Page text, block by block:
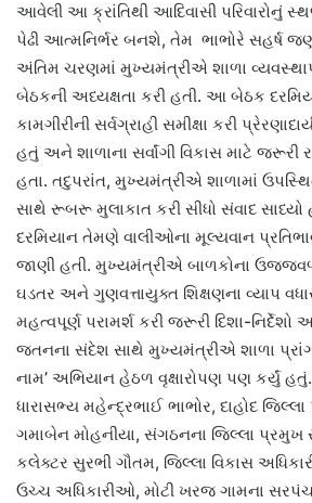
આવેલી આ ક્રાંતિથી આદિવાસી પરિવારોનું
પેઢી આત્મનિર્ભર બનશે, તેમ ભાભોરે સહર્ષ
અંતિમ ચરણમાં મુખ્યમંત્રીએ શાળા
બેઠકની અધ્યક્ષતા કરી હતી. આ બેઠક
કામગીરીની સર્વગ્રાહી સમીક્ષા કરી
હતું અને શાળાના સર્વાંગી વિકાસ માટે જરૂરી
હતા. તદુપરાંત, મુખ્યમંત્રીએ શાળામાં
સાથે રૂબરૂ મુલાકાત કરી સીધો સંવાદ
દરમિયાન તેમણે વાલીઓના મૂલ્યવાન
જાણી હતી. મુખ્યમંત્રીએ બાળકોના ઉજ્જવળ
ઘડતર અને ગુણવત્તાયુક્ત શિક્ષણના વ્યાપ
મહત્વપૂર્ણ પરામર્શ કરી જરૂરી દિશા-નિર્દેશો
જતનના સંદેશ સાથે મુખ્યમંત્રીએ શાળા
નામ’ અભિયાન હેઠળ વૃક્ષારોપણ પણ કર્યું
ધારાસભ્ય મહેન્દ્રભાઈ ભાભોર, દાહોદ
ગમાબેન મોહનીયા, સંગઠનના જિલ્લા પ્રમુખ
કલેક્ટર સુરભી ગૌતમ, જિલ્લા વિકાસ
ઉચ્ચ અધિકારીઓ, મોટી ખરજ ગામના સરપંચ